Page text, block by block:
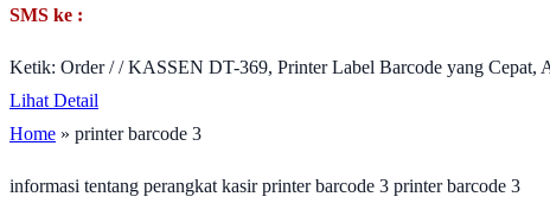
SMS ke :
Ketik: Order / / KASSEN DT-369, Printer Label Barcode yang Cepat,
Lihat Detail
Home » printer barcode 3
informasi tentang perangkat kasir printer barcode 3 printer barcode 3